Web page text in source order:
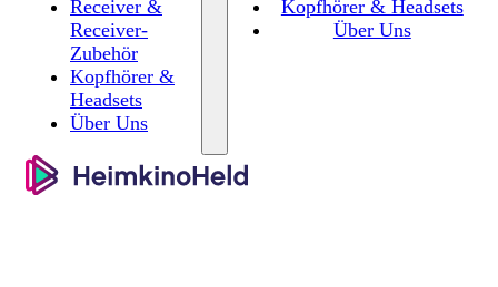
Receiver &
Receiver-
Zubehör
Kopfhörer &
Headsets
Über Uns
Kopfhörer & Headsets
Über Uns